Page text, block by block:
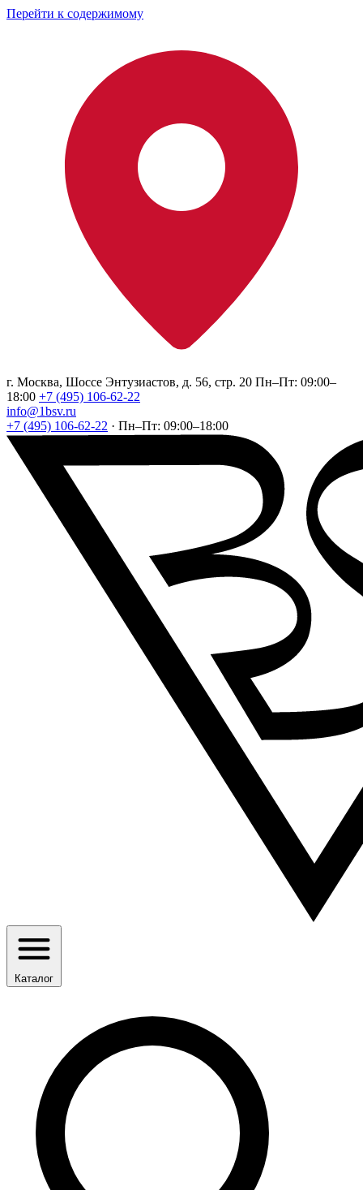
Перейти к содержимому
г. Москва, Шоссе Энтузиастов, д. 56, стр. 20 Пн–Пт: 09:00–
18:00 +7 (495) 106-62-22
info@1bsv.ru
+7 (495) 106-62-22 · Пн–Пт: 09:00–18:00
Каталог